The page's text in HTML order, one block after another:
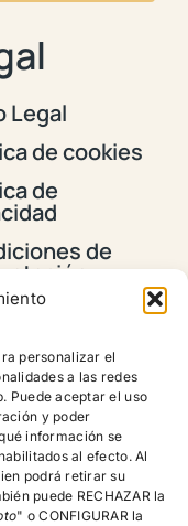
personalizar el
a las redes
Puede aceptar el uso
y poder
información se
al efecto. Al
podrá retirar su
puede RECHAZAR la
" o CONFIGURAR la
Legal
de cookies
de
de
y
y
de